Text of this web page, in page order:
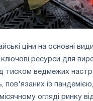
ціни на основні
ключові ресурси для
тиском ведмежих
пов'язаних із
огляді ринку